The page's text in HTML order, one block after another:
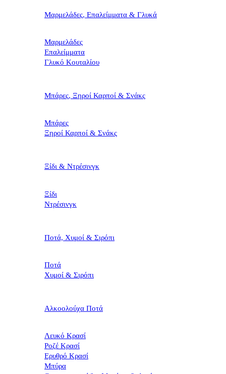
Μαρμελάδες, Επαλείμματα & Γλυκά
Μαρμελάδες
Επαλείμματα
Γλυκό Κουταλίου
Μπάρες, Ξηροί Καρποί & Σνάκς
Μπάρες
Ξηροί Καρποί & Σνάκς
Ξίδι & Ντρέσινγκ
Ξίδι
Ντρέσινγκ
Ποτά, Χυμοί & Σιρόπι
Ποτά
Χυμοί & Σιρόπι
Αλκοολούχα Ποτά
Λευκό Κρασί
Ροζέ Κρασί
Ερυθρό Κρασί
Μπύρα